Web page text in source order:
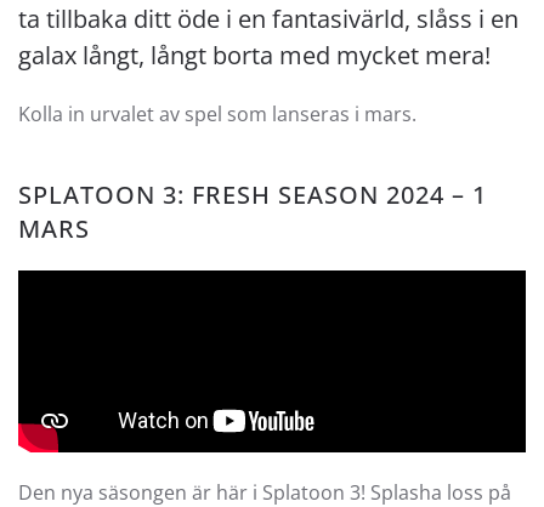
ta tillbaka ditt öde i en fantasivärld, slåss i en
galax långt, långt borta med mycket mera!
Kolla in urvalet av spel som lanseras i mars.
SPLATOON 3: FRESH SEASON 2024 – 1
MARS
Den nya säsongen är här i Splatoon 3! Splasha loss på